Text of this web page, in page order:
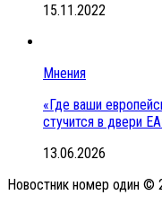
15.11.2022
Мнения
«Где ваши
стучится в двери
13.06.2026
Новостник номер один ©